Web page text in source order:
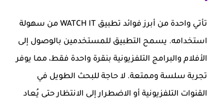
تأتي واحدة من أبرز فوائد تطبيق WATCH IT من سهولة
استخدامه. يسمح التطبيق للمستخدمين بالوصول إلى
الأفلام والبرامج التلفزيونية بنقرة واحدة فقط، مما يوفر
تجربة سلسة وممتعة. لا حاجة للبحث الطويل في
القنوات التلفزيونية أو الاضطرار إلى الانتظار حتى يُعاد